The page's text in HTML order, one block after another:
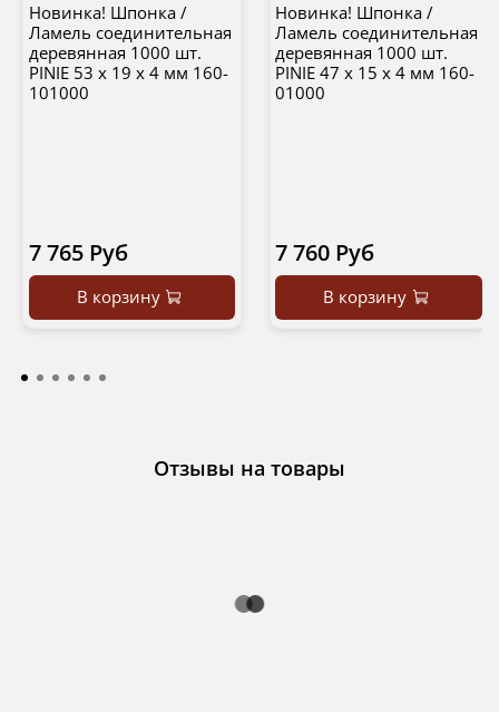
Новинка! Шпонка /
Ламель соединительная
деревянная 1000 шт.
PINIE 53 х 19 х 4 мм 160-
101000
7 765 Руб
В корзину
Новинка! Шпонка /
Ламель соединительная
деревянная 1000 шт.
PINIE 47 х 15 х 4 мм 160-
01000
7 760 Руб
В корзину
Отзывы на товары